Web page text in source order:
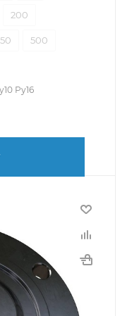
200
500
Ру16